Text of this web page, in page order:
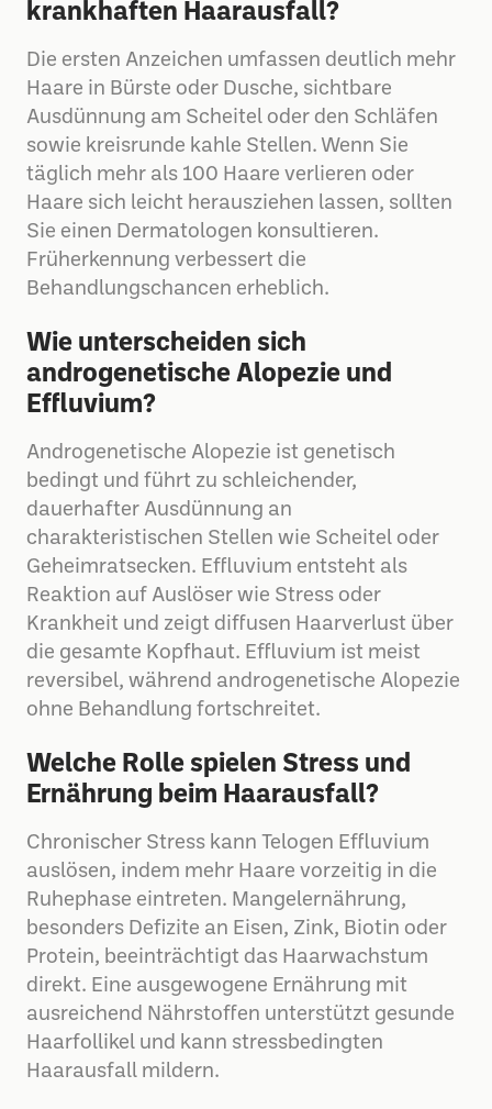
krankhaften Haarausfall?
Die ersten Anzeichen umfassen deutlich mehr
Haare in Bürste oder Dusche, sichtbare
Ausdünnung am Scheitel oder den Schläfen
sowie kreisrunde kahle Stellen. Wenn Sie
täglich mehr als 100 Haare verlieren oder
Haare sich leicht herausziehen lassen, sollten
Sie einen Dermatologen konsultieren.
Früherkennung verbessert die
Behandlungschancen erheblich.
Wie unterscheiden sich
androgenetische Alopezie und
Effluvium?
Androgenetische Alopezie ist genetisch
bedingt und führt zu schleichender,
dauerhafter Ausdünnung an
charakteristischen Stellen wie Scheitel oder
Geheimratsecken. Effluvium entsteht als
Reaktion auf Auslöser wie Stress oder
Krankheit und zeigt diffusen Haarverlust über
die gesamte Kopfhaut. Effluvium ist meist
reversibel, während androgenetische Alopezie
ohne Behandlung fortschreitet.
Welche Rolle spielen Stress und
Ernährung beim Haarausfall?
Chronischer Stress kann Telogen Effluvium
auslösen, indem mehr Haare vorzeitig in die
Ruhephase eintreten. Mangelernährung,
besonders Defizite an Eisen, Zink, Biotin oder
Protein, beeinträchtigt das Haarwachstum
direkt. Eine ausgewogene Ernährung mit
ausreichend Nährstoffen unterstützt gesunde
Haarfollikel und kann stressbedingten
Haarausfall mildern.